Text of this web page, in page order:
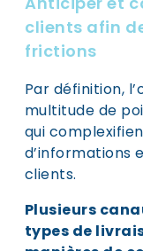
clients afin
frictions
Par définition,
multitude de
qui
d’informations
clients.
Plusieurs
types de